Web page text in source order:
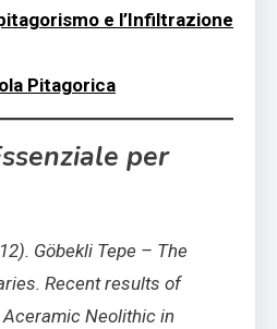
e l’Infiltrazione
Pitagorica
per
Göbekli Tepe – The
Recent results of
Neolithic in